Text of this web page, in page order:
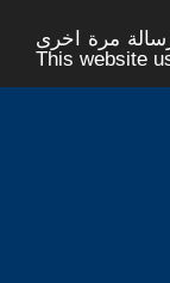
مرة اخرى -
This website